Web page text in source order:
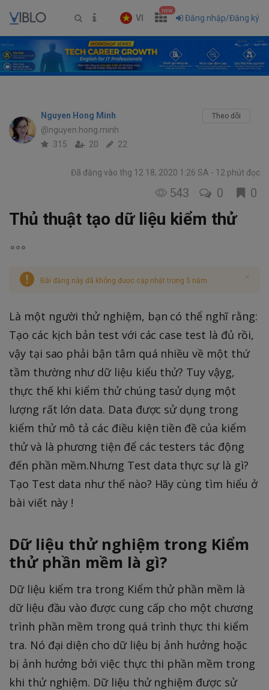
VI
new
Đăng nhập/Đăng ký
Nguyen Hong Minh
@nguyen.hong.minh
Theo dõi
315 20 22
Đã đăng vào thg 12 18, 2020 1:26 SA 12 phút đọc
543 0 0
Thủ thuật tạo dữ liệu kiểm thử
Bài đăng này đã không được cập nhật trong 5 năm
Là một người thử nghiệm, bạn có thể nghĩ rằng:
Tạo các kịch bản test với các case test là đủ rồi,
vậy tại sao phải bận tâm quá nhiều về một thứ
tầm thường như dữ liệu kiểu thử? Tuy vậyg,
thực thế khi kiểm thử chúng tasử dụng một
lượng rất lớn data. Data được sử dụng trong
kiểm thử mô tả các điều kiện tiền đề của kiểm
thử và là phương tiện để các testers tác động
đến phần mềm.Nhưng Test data thực sự là gì?
Tạo Test data như thế nào? Hãy cùng tìm hiểu ở
bài viết này !
Dữ liệu thử nghiệm trong Kiểm
thử phần mềm là gì?
Dữ liệu kiểm tra trong Kiểm thử phần mềm là
dữ liệu đầu vào được cung cấp cho một chương
trình phần mềm trong quá trình thực thi kiểm
tra. Nó đại diện cho dữ liệu bị ảnh hưởng hoặc
bị ảnh hưởng bởi việc thực thi phần mềm trong
khi thử nghiệm. Dữ liệu thử nghiệm được sử